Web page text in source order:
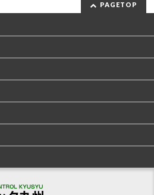
PAGETOP